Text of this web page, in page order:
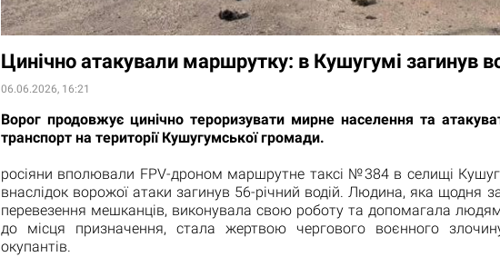
Цинічно атакували маршрутку: в Кушугумі загинув
06.06.2026, 16:21
Ворог продовжує цинічно тероризувати мирне населення та
транспорт на території Кушугумської громади.
росіяни вполювали FPV-дроном маршрутне таксі №384 в селищі
внаслідок ворожої атаки загинув 56-річний водій. Людина, яка щодня
перевезення мешканців, виконувала свою роботу та допомагала
до місця призначення, стала жертвою чергового воєнного
окупантів.